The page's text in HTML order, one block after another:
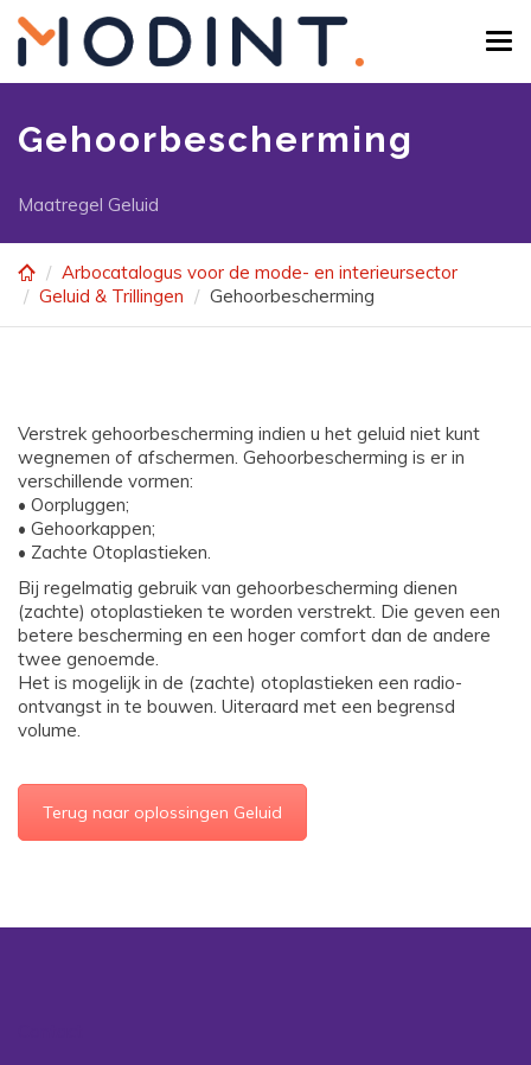
main
content
Gehoorbescherming
Maatregel Geluid
Arbocatalogus voor de mode- en interieursector
Geluid & Trillingen
Gehoorbescherming
Verstrek gehoorbescherming indien u het geluid niet kunt
wegnemen of afschermen. Gehoorbescherming is er in
verschillende vormen:
• Oorpluggen;
• Gehoorkappen;
• Zachte Otoplastieken.
Bij regelmatig gebruik van gehoorbescherming dienen
(zachte) otoplastieken te worden verstrekt. Die geven een
betere bescherming en een hoger comfort dan de andere
twee genoemde.
Het is mogelijk in de (zachte) otoplastieken een radio-
ontvangst in te bouwen. Uiteraard met een begrensd
volume.
Terug naar oplossingen Geluid